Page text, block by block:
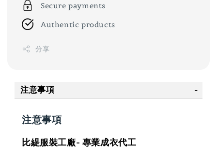
Secure payments
Authentic products
分享
注意事項
注意事項
比緹服裝工廠- 專業成衣代工